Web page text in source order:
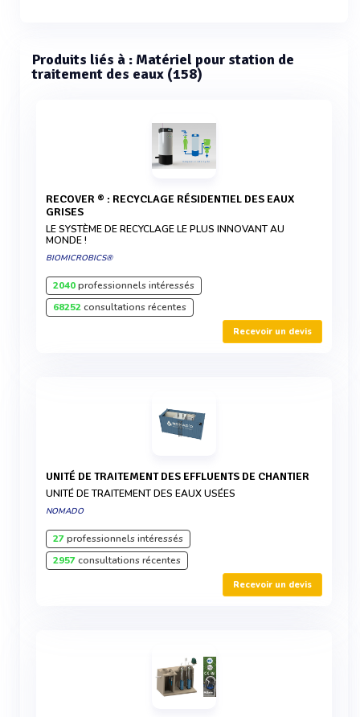
Produits liés à : Matériel pour station de
traitement des eaux (158)
RECOVER ® : RECYCLAGE RÉSIDENTIEL DES EAUX
GRISES
LE SYSTÈME DE RECYCLAGE LE PLUS INNOVANT AU
MONDE !
BIOMICROBICS®
2040professionnels intéressés
68252consultations récentes
Recevoir un devis
UNITÉ DE TRAITEMENT DES EFFLUENTS DE CHANTIER
UNITÉ DE TRAITEMENT DES EAUX USÉES
NOMADO
27professionnels intéressés
2957consultations récentes
Recevoir un devis